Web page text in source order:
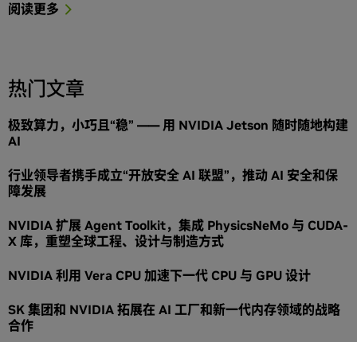
阅读更多
热门文章
极致算力，小巧且“稳” —— 用 NVIDIA Jetson 随时随地构建
AI
行业领导者携手成立“开放安全 AI 联盟”，推动 AI 安全和保
障发展
NVIDIA 扩展 Agent Toolkit，集成 PhysicsNeMo 与 CUDA-
X 库，重塑全球工程、设计与制造方式
NVIDIA 利用 Vera CPU 加速下一代 CPU 与 GPU 设计
SK 集团和 NVIDIA 拓展在 AI 工厂和新一代内存领域的战略
合作